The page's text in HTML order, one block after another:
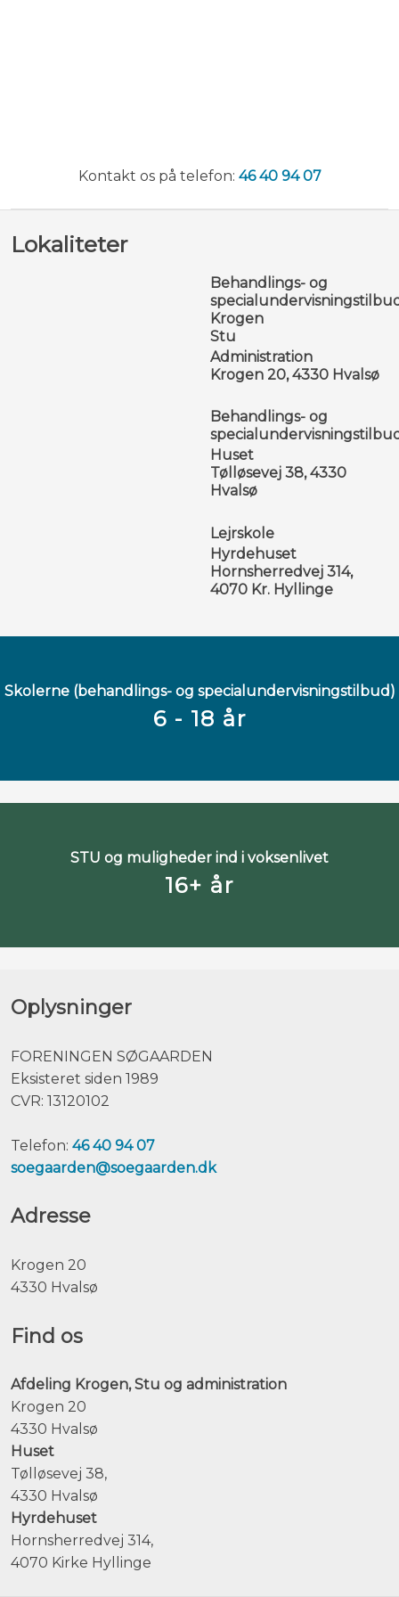
​Kontakt os på telefon: 46 40 94 07​
Lokaliteter
Behandlings- og
Krogen
​Stu
Administration
​Krogen 20, 4330 Hvalsø
Behandlings- og
Huset
​Tølløsevej 38, 4330
Hvalsø
Lejrskole
Hyrdehuset​
​Hornsherredvej 314,
4070 Kr. Hyllinge
​Skolerne ​(behandlings- og specialundervisningstilbud)
6 - 18 år
STU og muligheder ind i voksenlivet
16+ år
Oplysninger
​FORENINGEN SØGAARDEN
Eksisteret siden 1989
CVR: 13120102
Telefon:46 40 94 07
soegaarden@soegaarden.dk
Adresse
​Krogen 20
4330 Hvalsø
Find os
Afdeling Krogen, Stu og administration
Krogen 20
4330 Hvalsø
Huset
Tølløsevej 38,
4330 Hvalsø
Hyrdehuset
Hornsherredvej 314,
4070 Kirke Hyllinge